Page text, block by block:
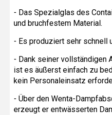
- Das Spezialglas des
und bruchfestem Material.
- Es produziert sehr schnell
- Dank seiner vollständigen
ist es äußerst einfach zu
kein Personaleinsatz
- Über den Wenta-
erzeugt er entwässerten